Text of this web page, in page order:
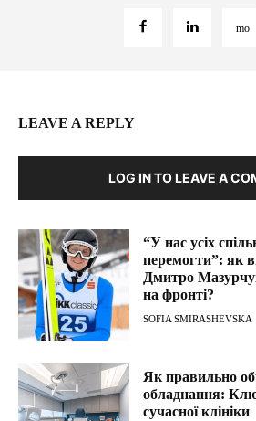
LEAVE A REPLY
LOG IN TO LEAVE A
“У нас усіх
перемогти”: як
Дмитро
на фронті?
SOFIA SMIRASHEVSKA
Як правильно
обладнання:
сучасної клініки